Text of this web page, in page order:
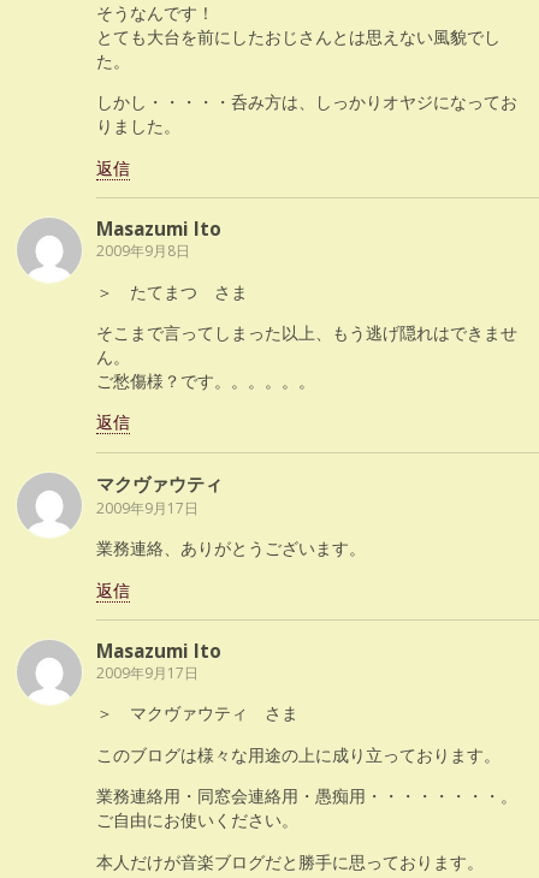
そうなんです！
とても大台を前にしたおじさんとは思えない風貌でし
た。
しかし・・・・・呑み方は、しっかりオヤジになってお
りました。
返信
Masazumi Ito
2009年9月8日
＞ たてまつ さま
そこまで言ってしまった以上、もう逃げ隠れはできませ
ん。
ご愁傷様？です。。。。。。
返信
マクヴァウティ
2009年9月17日
業務連絡、ありがとうございます。
返信
Masazumi Ito
2009年9月17日
＞ マクヴァウティ さま
このブログは様々な用途の上に成り立っております。
業務連絡用・同窓会連絡用・愚痴用・・・・・・・・。
ご自由にお使いください。
本人だけが音楽ブログだと勝手に思っております。